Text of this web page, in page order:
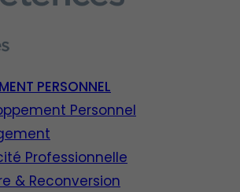
PERSONNEL
Personnel
Professionnelle
& Reconversion